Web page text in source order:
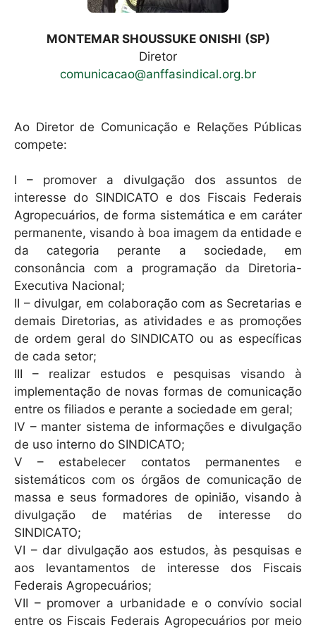
MONTEMAR SHOUSSUKE ONISHI (SP)
Diretor
comunicacao@anffasindical.org.br
Ao Diretor de Comunicação e Relações Públicas
compete:
I – promover a divulgação dos assuntos de
interesse do SINDICATO e dos Fiscais Federais
Agropecuários, de forma sistemática e em caráter
permanente, visando à boa imagem da entidade e
da categoria perante a sociedade, em
consonância com a programação da Diretoria-
Executiva Nacional;
II – divulgar, em colaboração com as Secretarias e
demais Diretorias, as atividades e as promoções
de ordem geral do SINDICATO ou as específicas
de cada setor;
III – realizar estudos e pesquisas visando à
implementação de novas formas de comunicação
entre os filiados e perante a sociedade em geral;
IV – manter sistema de informações e divulgação
de uso interno do SINDICATO;
V – estabelecer contatos permanentes e
sistemáticos com os órgãos de comunicação de
massa e seus formadores de opinião, visando à
divulgação de matérias de interesse do
SINDICATO;
VI – dar divulgação aos estudos, às pesquisas e
aos levantamentos de interesse dos Fiscais
Federais Agropecuários;
VII – promover a urbanidade e o convívio social
entre os Fiscais Federais Agropecuários por meio